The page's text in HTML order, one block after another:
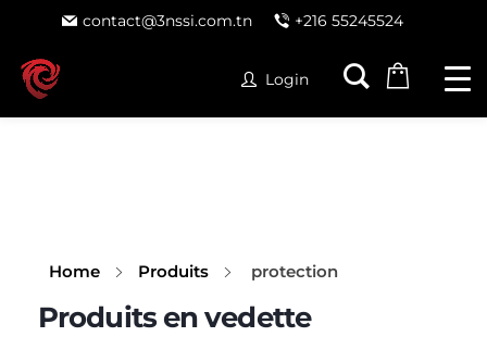
contact@3nssi.com.tn +216 55245524
Login
Home Produits protection